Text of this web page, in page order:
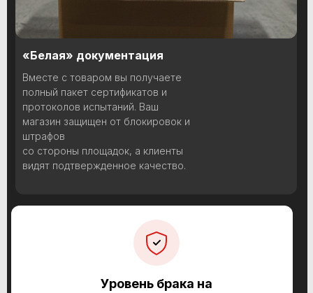
«Белая» документация
Вместе с товаром вы получаете
полный пакет сертификатов и
протоколов испытаний. Ваш
магазин защищен от блокировок и
штрафов
со стороны площадок, а клиенты
видят подтвержденное качество.
Уровень брака на